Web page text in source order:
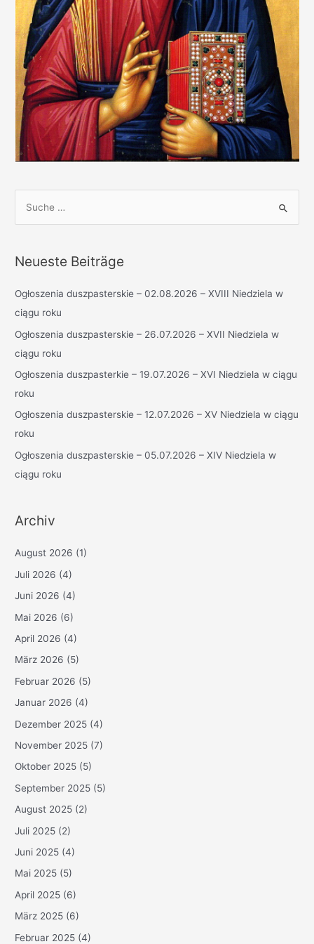
h
n
n
a
c
h
Neueste Beiträge
Ogłoszenia duszpasterskie – 02.08.2026 – XVIII Niedziela w
ciągu roku
Ogłoszenia duszpasterskie – 26.07.2026 – XVII Niedziela w
ciągu roku
Ogłoszenia duszpasterkie – 19.07.2026 – XVI Niedziela w ciągu
roku
Ogłoszenia duszpasterskie – 12.07.2026 – XV Niedziela w ciągu
roku
Ogłoszenia duszpasterskie – 05.07.2026 – XIV Niedziela w
ciągu roku
Archiv
August 2026 (1)
Juli 2026 (4)
Juni 2026 (4)
Mai 2026 (6)
April 2026 (4)
März 2026 (5)
Februar 2026 (5)
Januar 2026 (4)
Dezember 2025 (4)
November 2025 (7)
Oktober 2025 (5)
September 2025 (5)
August 2025 (2)
Juli 2025 (2)
Juni 2025 (4)
Mai 2025 (5)
April 2025 (6)
März 2025 (6)
Februar 2025 (4)